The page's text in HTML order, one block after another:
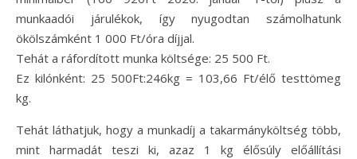
munkaadói járulékok, így nyugodtan számolhatunk
ökölszámként 1 000 Ft/óra díjjal.
Tehát a ráfordított munka költsége: 25 500 Ft.
Ez kilónként: 25 500Ft:246kg = 103,66 Ft/élő testtömeg
kg.
Tehát láthatjuk, hogy a munkadíj a takarmányköltség több,
mint harmadát teszi ki, azaz 1 kg élősúly előállítási